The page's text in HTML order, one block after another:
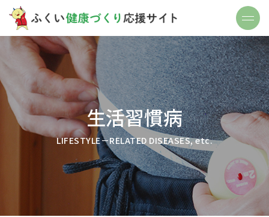
生活習慣病
LIFESTYLE－RELATED DISEASES, etc.